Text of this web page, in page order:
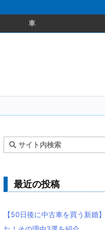
車
最近の投稿
【50日後に中古車を買う新婚